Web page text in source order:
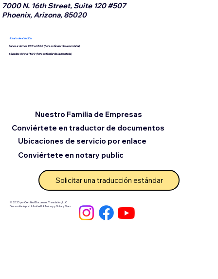
7000 N. 16th Street, Suite 120 #507
Phoenix, Arizona, 85020
Horario de atención
Lunes a viernes 9:00 a 18:00 (hora estándar de la montaña)
Sábados 9:00 a 18:00 (hora estándar de la montaña)
© 2025 por Certified Document Translation, LLC
Desarrollado por Unlimited Ink Notary y Notary Stars
Conviértete en traductor de documentos
Ubicaciones de servicio por enlace
Nuestro Familia de Empresas
Conviértete en notary public
Solicitar una traducción estándar